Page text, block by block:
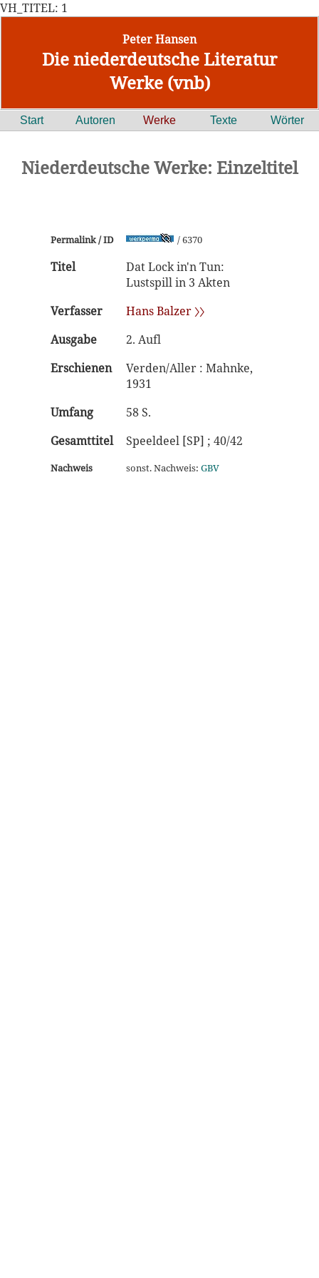
VH_TITEL: 1
Peter Hansen
Die niederdeutsche Literatur
Werke (vnb)
Start Autoren Werke Texte Wörter
Niederdeutsche Werke: Einzeltitel
Permalink / ID / 6370
Titel
Dat Lock in'n Tun:
Lustspill in 3 Akten
Verfasser
Hans Balzer 〉〉
Ausgabe
2. Aufl
Erschienen
Verden/Aller : Mahnke,
1931
Umfang
58 S.
Gesamttitel
Speeldeel [SP] ; 40/42
Nachweis sonst. Nachweis: GBV